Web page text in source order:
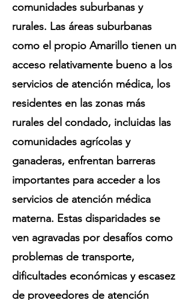
comunidades suburbanas y
rurales. Las áreas suburbanas
como el propio Amarillo tienen un
acceso relativamente bueno a los
servicios de atención médica, los
residentes en las zonas más
rurales del condado, incluidas las
comunidades agrícolas y
ganaderas, enfrentan barreras
importantes para acceder a los
servicios de atención médica
materna. Estas disparidades se
ven agravadas por desafíos como
problemas de transporte,
dificultades económicas y escasez
de proveedores de atención